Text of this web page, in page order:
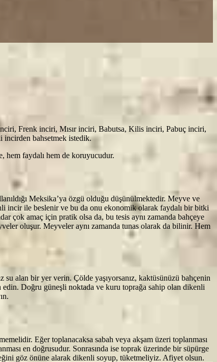
Frenk inciri, Mısır inciri, Babutsa, Kilis inciri, Pabuç inciri,
incirden bahsetmek istedik.
hem faydalı hem de koruyucudur.
Meksika’ya özgü olduğu düşünülmektedir. Meyve ve
incir ile beslenir ve bu da onu ekonomik olarak faydalı bir bitki
çok amaç için pratik olsa da, bu tesis aynı zamanda bahçeye
oluşur. Meyveler aynı zamanda tunas olarak da bilinir. Hem
alan bir yer verin. Çölde yaşıyorsanız, kaktüsünüzü bahçenin
Doğru güneşli noktada ve kuru toprağa sahip olan dikenli
Eğer toplanacaksa sabah veya akşam üzeri toplanması
en doğrusudur. Sonrasında ise toprak üzerinde bir süpürge
göz önüne alarak dikenli soyup, tüketmeliyiz. Afiyet olsun.